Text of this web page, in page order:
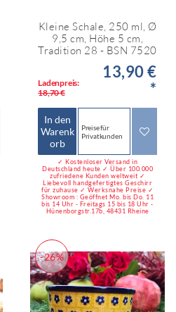
Kleine Schale, 250 ml, Ø
9,5 cm, Höhe 5 cm,
Tradition 28 - BSN 7520
Ladenpreis:
18,70 €
13,90 €
*
In den
Warenk
orb
Preise für
Privatkunden
✓ Kostenloser Versand in
Deutschland heute ✓ Über 100.000
zufriedene Kunden weltweit ✓
Liebevoll handgefertigtes Geschirr
für zuhause ✓ Werksnahe Preise ✓
Showroom : Geöffnet Mo. bis Do. 11
bis 14 Uhr - Freitags 15 bis 18 Uhr -
Hünenborgstr.17b, 48431 Rheine
-26%